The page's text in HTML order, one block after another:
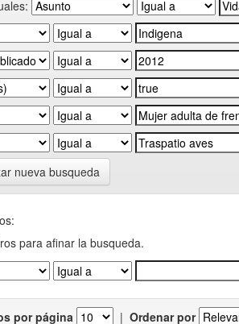
nueva busqueda
para afinar la busqueda.
por página | Ordenar por